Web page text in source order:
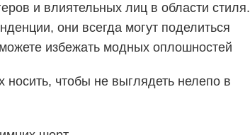
и влиятельных лиц в области стиля.
они всегда могут поделиться
избежать модных оплошностей
чтобы не выглядеть нелепо в